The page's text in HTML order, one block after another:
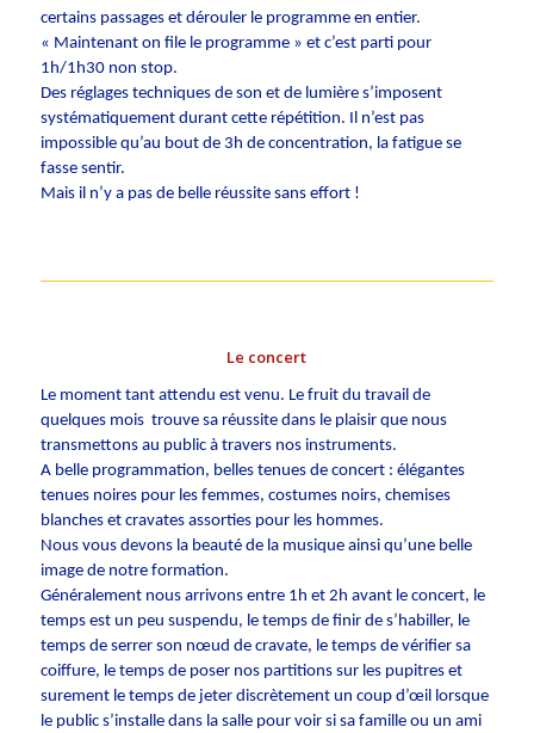
certains passages et dérouler le programme en entier.
« Maintenant on file le programme » et c’est parti pour
1h/1h30 non stop.
Des réglages techniques de son et de lumière s’imposent
systématiquement durant cette répétition. Il n’est pas
impossible qu’au bout de 3h de concentration, la fatigue se
fasse sentir.
Mais il n’y a pas de belle réussite sans effort !
Le concert
Le moment tant attendu est venu. Le fruit du travail de
quelques mois trouve sa réussite dans le plaisir que nous
transmettons au public à travers nos instruments.
A belle programmation, belles tenues de concert : élégantes
tenues noires pour les femmes, costumes noirs, chemises
blanches et cravates assorties pour les hommes.
Nous vous devons la beauté de la musique ainsi qu’une belle
image de notre formation.
Généralement nous arrivons entre 1h et 2h avant le concert, le
temps est un peu suspendu, le temps de finir de s’habiller, le
temps de serrer son nœud de cravate, le temps de vérifier sa
coiffure, le temps de poser nos partitions sur les pupitres et
surement le temps de jeter discrètement un coup d’œil lorsque
le public s’installe dans la salle pour voir si sa famille ou un ami